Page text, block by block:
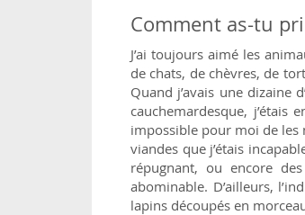
Comment as-tu
J’ai toujours aimé les
de chats, de chèvres, de
Quand j’avais une dizaine
cauchemardesque, j’étais
impossible pour moi de les
viandes que j’étais
répugnant, ou encore
abominable. D’ailleurs,
lapins découpés en